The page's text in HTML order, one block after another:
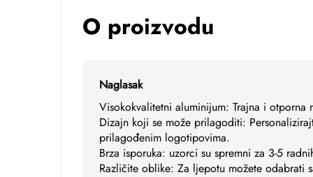
O proizvodu
Naglasak
Visokokvalitetni aluminijum: Trajna i
Dizajn koji se može prilagoditi:
prilagođenim logotipovima.
Brza isporuka: uzorci su spremni za 3-5
Različite oblike: Za ljepotu možete odabrati